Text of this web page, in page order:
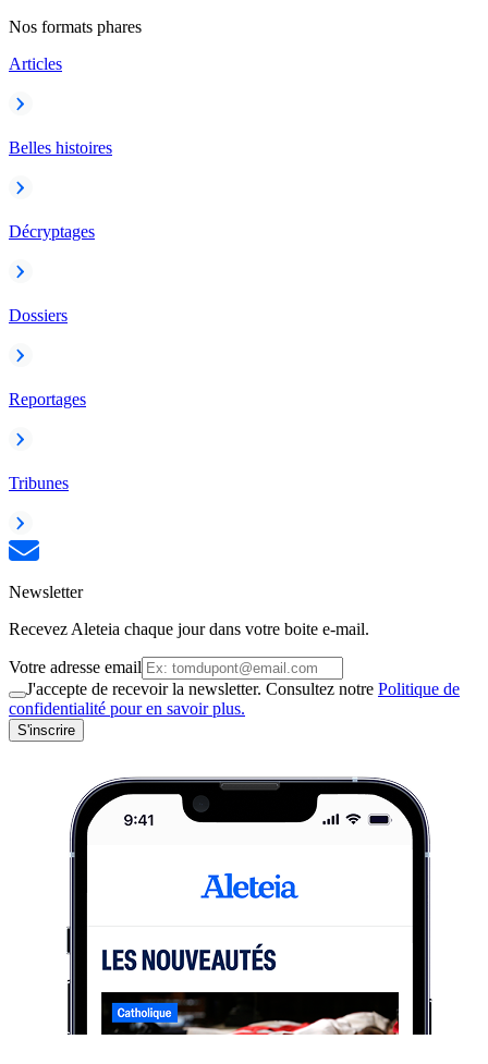
Nos formats phares
Articles
Belles histoires
Décryptages
Dossiers
Reportages
Tribunes
Newsletter
Recevez Aleteia chaque jour dans votre boite e-mail.
Votre adresse email
J'accepte de recevoir la newsletter. Consultez notre Politique de
confidentialité pour en savoir plus.
S'inscrire